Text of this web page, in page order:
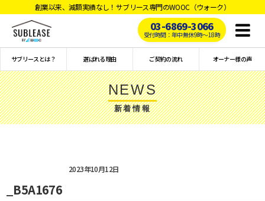
創業以来、減額実績なし！サブリース専門のWOOC（ウォーク）
03-6869-3066
受付時間：年中無休9時〜18時
サブリースとは？ 選ばれる理由 ご契約の流れ オーナー様の声
NEWS
新着情報
2023年10月12日
_B5A1676